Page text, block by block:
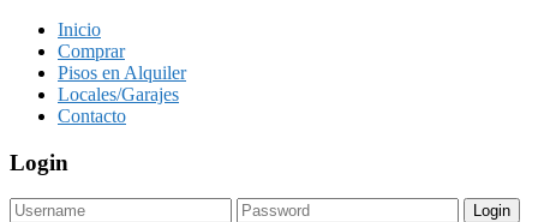
Inicio
Comprar
Pisos en Alquiler
Locales/Garajes
Contacto
Login
Login